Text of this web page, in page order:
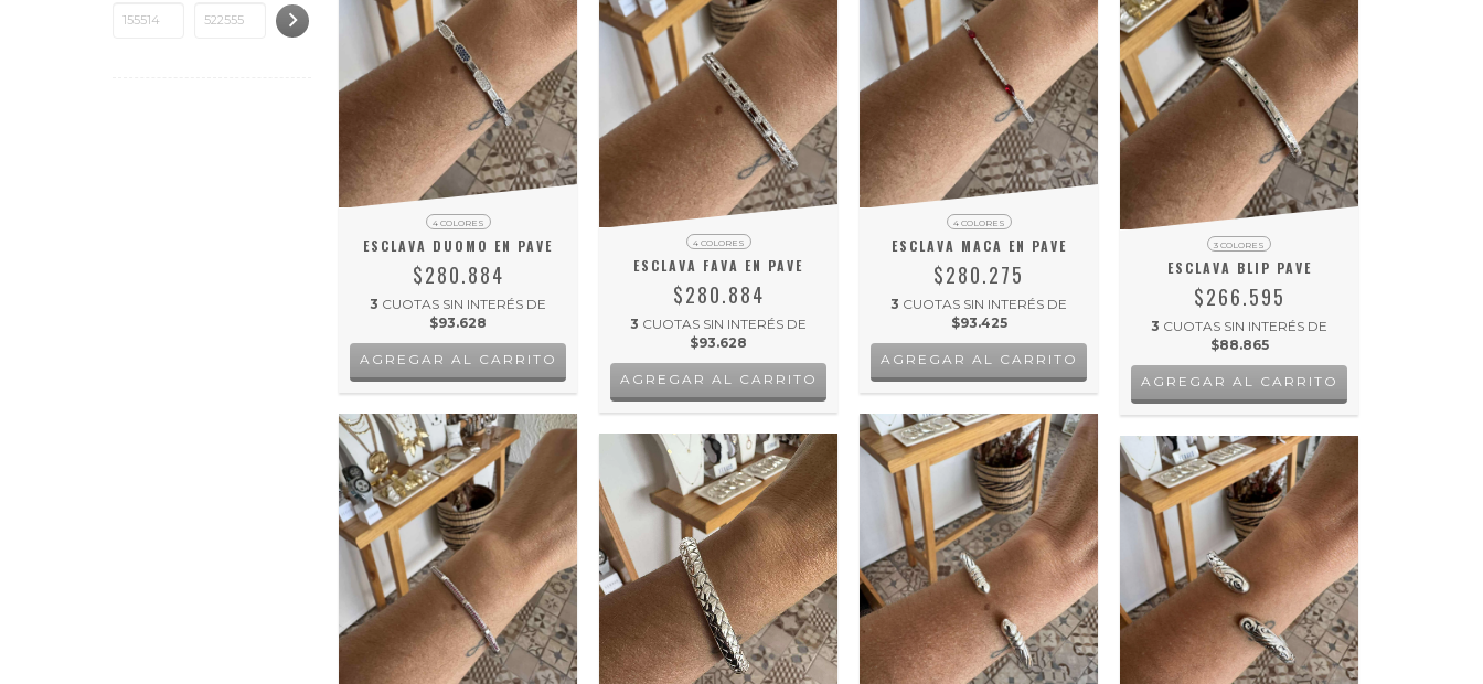
4 COLORES
ESCLAVA DUOMO EN PAVE
$280.884
3 CUOTAS SIN INTERÉS DE
$93.628
AGREGAR AL CARRITO
4 COLORES
ESCLAVA FAVA EN PAVE
$280.884
3 CUOTAS SIN INTERÉS DE
$93.628
AGREGAR AL CARRITO
4 COLORES
ESCLAVA MACA EN PAVE
$280.275
3 CUOTAS SIN INTERÉS DE
$93.425
AGREGAR AL CARRITO
3 COLORES
ESCLAVA BLIP PAVE
$266.595
3 CUOTAS SIN INTERÉS DE
$88.865
AGREGAR AL CARRITO